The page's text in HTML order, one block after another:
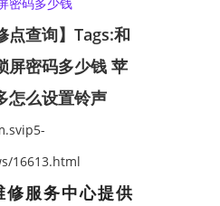
点查询】Tags:和
屏密码多少钱 苹
怎么设置铃声
16613.html
修服务中心提供